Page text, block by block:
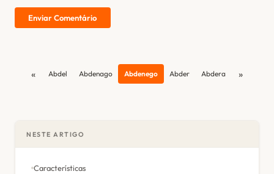
Enviar Comentário
« Abdel Abdenago Abdenego Abder Abdera »
NESTE ARTIGO
Características